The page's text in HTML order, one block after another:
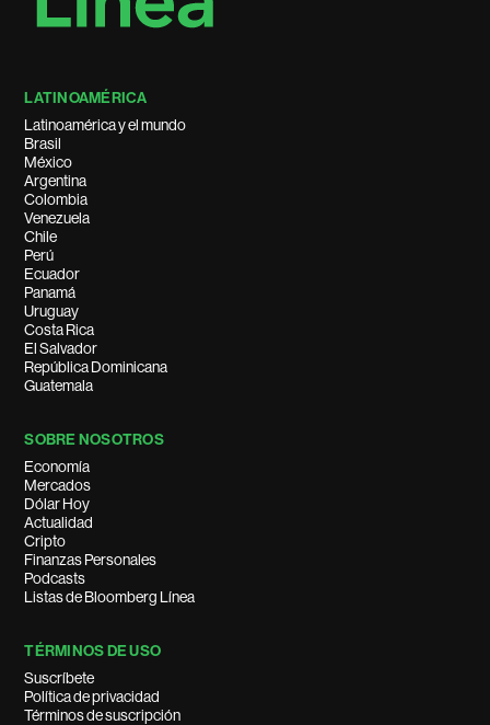
LATINOAMÉRICA
Latinoamérica y el mundo
Brasil
México
Argentina
Colombia
Venezuela
Chile
Perú
Ecuador
Panamá
Uruguay
Costa Rica
El Salvador
República Dominicana
Guatemala
SOBRE NOSOTROS
Economía
Mercados
Dólar Hoy
Actualidad
Cripto
Finanzas Personales
Podcasts
Listas de Bloomberg Línea
TÉRMINOS DE USO
Suscríbete
Política de privacidad
Términos de suscripción